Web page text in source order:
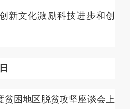
新文化激励科技进步和创
困地区脱贫攻坚座谈会上